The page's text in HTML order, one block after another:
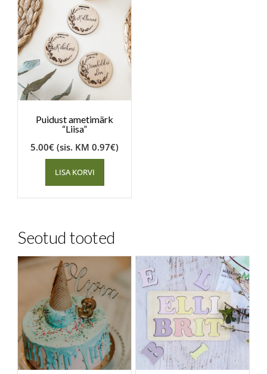
Puidust ametimärk
“Liisa”
5.00€ (sis. KM0.97€)
LISA KORVI
Seotud tooted